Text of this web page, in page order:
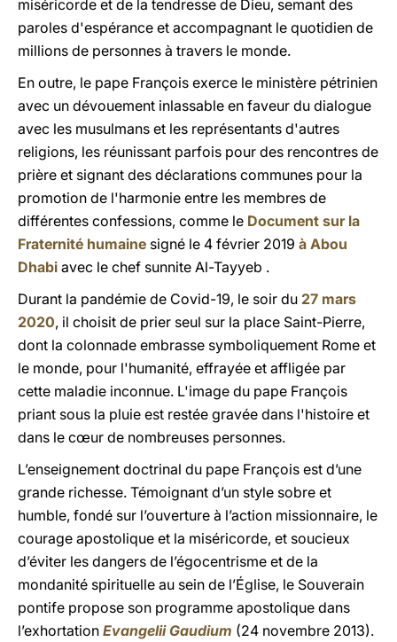
miséricorde et de la tendresse de Dieu, semant des
paroles d'espérance et accompagnant le quotidien de
millions de personnes à travers le monde.
En outre, le pape François exerce le ministère pétrinien
avec un dévouement inlassable en faveur du dialogue
avec les musulmans et les représentants d'autres
religions, les réunissant parfois pour des rencontres de
prière et signant des déclarations communes pour la
promotion de l'harmonie entre les membres de
différentes confessions, comme le Document sur la
Fraternité humaine signé le 4 février 2019 à Abou
Dhabi avec le chef sunnite Al-Tayyeb .
Durant la pandémie de Covid-19, le soir du 27 mars
2020, il choisit de prier seul sur la place Saint-Pierre,
dont la colonnade embrasse symboliquement Rome et
le monde, pour l'humanité, effrayée et affligée par
cette maladie inconnue. L'image du pape François
priant sous la pluie est restée gravée dans l'histoire et
dans le cœur de nombreuses personnes.
L’enseignement doctrinal du pape François est d’une
grande richesse. Témoignant d’un style sobre et
humble, fondé sur l’ouverture à l’action missionnaire, le
courage apostolique et la miséricorde, et soucieux
d’éviter les dangers de l’égocentrisme et de la
mondanité spirituelle au sein de l’Église, le Souverain
pontife propose son programme apostolique dans
l’exhortation EvangeliiGaudium (24 novembre 2013).